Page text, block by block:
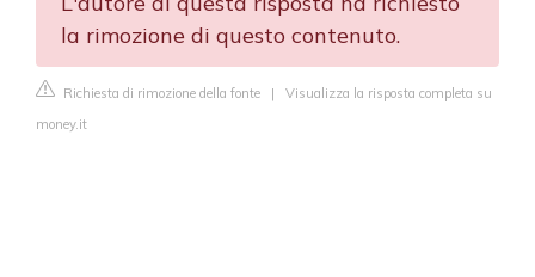
la rimozione di questo contenuto.
Richiesta di rimozione della fonte | Visualizza la risposta completa su
money.it